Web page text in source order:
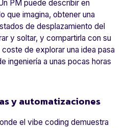
PM puede describir en
que imagina, obtener una
de desplazamiento del
y soltar, y compartirla con su
de explorar una idea pasa
ingeniería a unas pocas horas
y automatizaciones
el vibe coding demuestra